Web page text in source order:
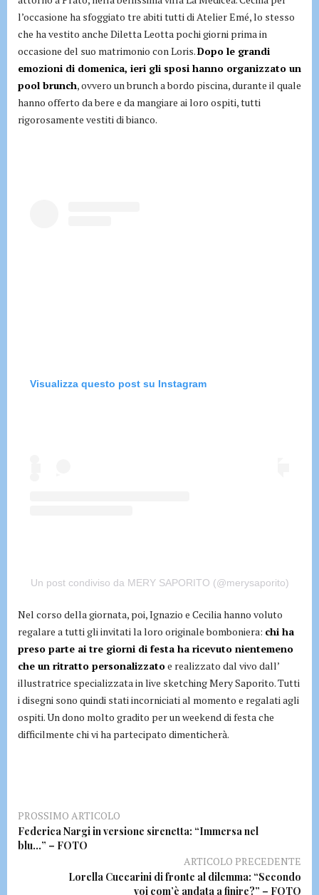
l’occasione ha sfoggiato tre abiti tutti di Atelier Emé, lo stesso
che ha vestito anche Diletta Leotta pochi giorni prima in
occasione del suo matrimonio con Loris.Dopo le grandi
emozioni di domenica, ieri gli sposi hanno organizzato un
pool brunch, ovvero un brunch a bordo piscina, durante il quale
hanno offerto da bere e da mangiare ai loro ospiti, tutti
rigorosamente vestiti di bianco.
Visualizza questo post su Instagram
Un post condiviso da MERY SAPORITO (@merysaporito)
Nel corso della giornata, poi, Ignazio e Cecilia hanno voluto
regalare a tutti gli invitati la loro originale bomboniera: chi ha
preso parte ai tre giorni di festa ha ricevuto nientemeno
che un ritratto personalizzatoe realizzato dal vivo dall’
illustratrice specializzata in live sketching Mery Saporito. Tutti
i disegni sono quindi stati incorniciati al momento e regalati agli
ospiti. Un dono molto gradito per un weekend di festa che
difficilmente chi vi ha partecipato dimenticherà.
PROSSIMO ARTICOLO
Federica Nargi in versione sirenetta: “Immersa nel
blu…” – FOTO
ARTICOLO PRECEDENTE
Lorella Cuccarini di fronte al dilemma: “Secondo
voi com’è andata a finire?” – FOTO